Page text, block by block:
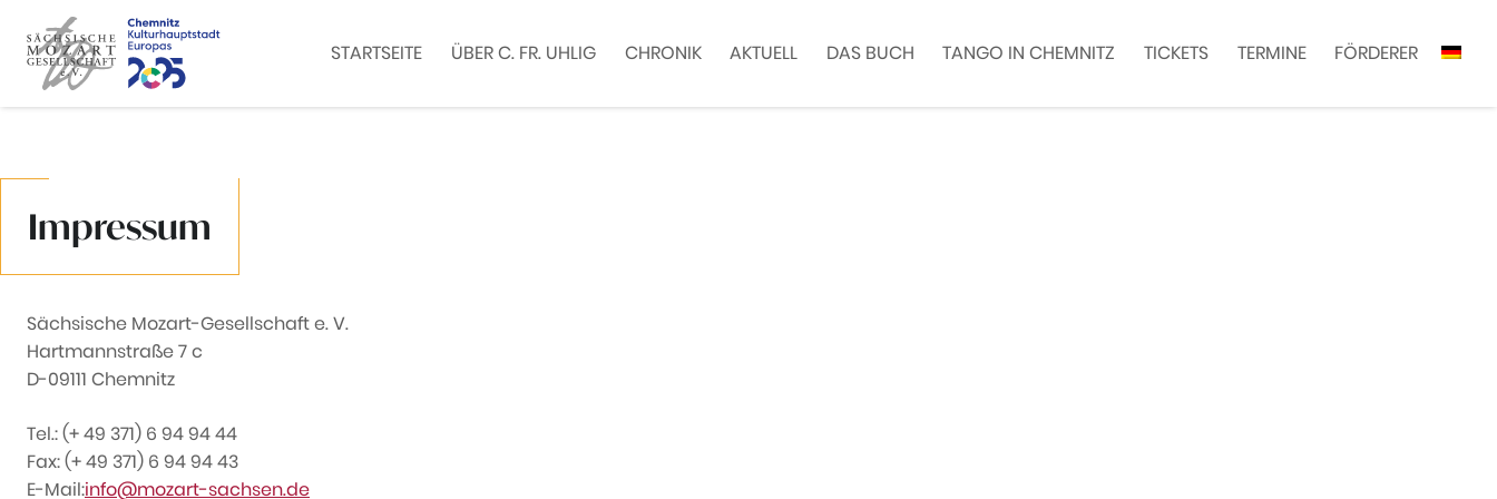
STARTSEITE ÜBER C. FR. UHLIG CHRONIK AKTUELL DAS BUCH TANGO IN CHEMNITZ TICKETS TERMINE FÖRDERER
Impressum
Sächsische Mozart-Gesellschaft e. V.
Hartmannstraße 7 c
D-09111 Chemnitz
Tel.: (+ 49 371) 6 94 94 44
Fax: (+ 49 371) 6 94 94 43
E-Mail:info@mozart-sachsen.de